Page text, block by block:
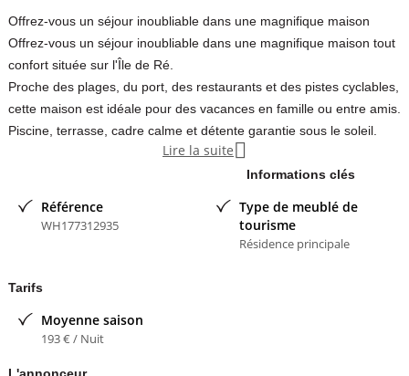
Offrez-vous un séjour inoubliable dans une magnifique maison
Offrez-vous un séjour inoubliable dans une magnifique maison tout
confort située sur l'Île de Ré.
Proche des plages, du port, des restaurants et des pistes cyclables,
cette maison est idéale pour des vacances en famille ou entre amis.
Piscine, terrasse, cadre calme et détente garantie sous le soleil.
Juillet et août encore disponibles avec réduction pour toute
Merci de nous laisser rapidement votre numéro de téléphone afin
de faciliter nos échanges et vous transmettre toutes les
Contacter l'annonceur
Lire la suite 
Informations clés
Référence
WH177312935
Type de meublé de
tourisme
Résidence principale
Tarifs
Moyenne saison
193 € / Nuit